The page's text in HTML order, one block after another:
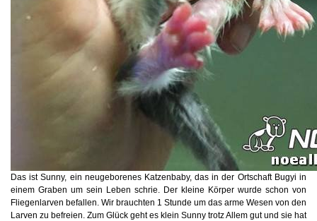
Das ist Sunny, ein neugeborenes Katzenbaby, das in der Ortschaft Bugyi in
einem Graben um sein Leben schrie. Der kleine Körper wurde schon von
Fliegenlarven befallen. Wir brauchten 1 Stunde um das arme Wesen von den
Larven zu befreien. Zum Glück geht es klein Sunny trotz Allem gut und sie hat